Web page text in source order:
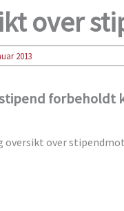
over
2013
forbeholdt
oversikt over